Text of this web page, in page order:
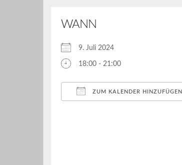
WANN
9. Juli 2024
18:00 - 21:00
ZUM KALENDER HINZUFÜGEN